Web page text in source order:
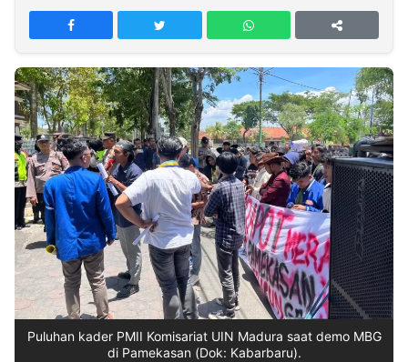
PT
TREETAN
INDONESIA
Partner
Insight
NTB
Suara
Time
Lens
IDN
Daily
Jogja
Jalan
Rakyat
Idealita
News
Kita
Notice
Dinamikapost.com
Radar
Baru
Seedbacklink
Follow
Kabarbaru
Puluhan kader PMII Komisariat UIN Madura saat demo MBG
di Pamekasan (Dok: Kabarbaru).